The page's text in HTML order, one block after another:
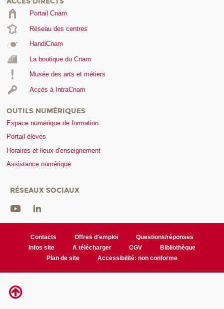
Portail Cnam
Réseau des centres
HandiCnam
La boutique du Cnam
Musée des arts et métiers
Accès à IntraCnam
OUTILS NUMÉRIQUES
Espace numérique de formation
Portail élèves
Horaires et lieux d'enseignement
Assistance numérique
RÉSEAUX SOCIAUX
Contacts Offres d'emploi
Questions/réponses
Infos site
A télécharger CGV
Bibliothèque
Plan de site
Accessibilité: non conforme